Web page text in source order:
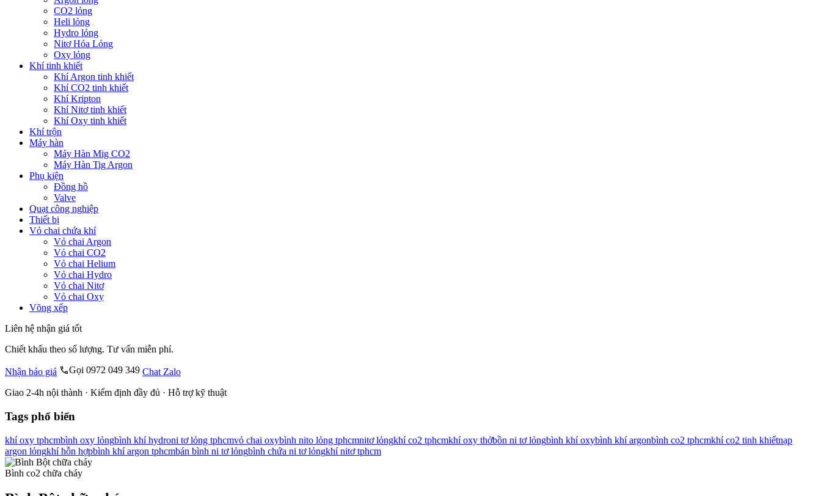
CO2 lỏng
Heli lỏng
Hydro lỏng
Nitơ Hóa Lỏng
Oxy lỏng
Khí tinh khiết
Khí Argon tinh khiết
Khí CO2 tinh khiết
Khí Kripton
Khí Nitơ tinh khiết
Khí Oxy tinh khiết
Khí trộn
Máy hàn
Máy Hàn Mig CO2
Máy Hàn Tig Argon
Phụ kiện
Đồng hồ
Valve
Quạt công nghiệp
Thiết bị
Vỏ chai chứa khí
Vỏ chai Argon
Vỏ chai CO2
Vỏ chai Helium
Vỏ chai Hydro
Vỏ chai Nitơ
Vỏ chai Oxy
Võng xếp
Liên hệ nhận giá tốt
Chiết khấu theo số lượng. Tư vấn miễn phí.
Nhận báo giá Gọi 0972 049 349 Chat Zalo
Giao 2-4h nội thành · Kiểm định đầy đủ · Hỗ trợ kỹ thuật
Tags phổ biến
khí oxy tphcmbình oxy lỏngbình khí hydroni tơ lỏng tphcmvỏ chai oxybình nito lỏng tphcmnitơ lỏngkhí co2 tphcmkhí oxy thởbồn ni tơ lỏngbình khí oxybình khí argonbình co2 tphcmkhí co2 tinh khiếtnạp
argon lỏngkhí hỗn hợpbình khí argon tphcmbán bình ni tơ lỏngbình chứa ni tơ lỏngkhí nitơ tphcm
Bình co2 chữa cháy